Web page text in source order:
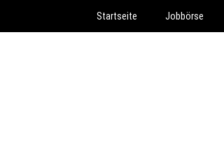
Startseite Jobbörse